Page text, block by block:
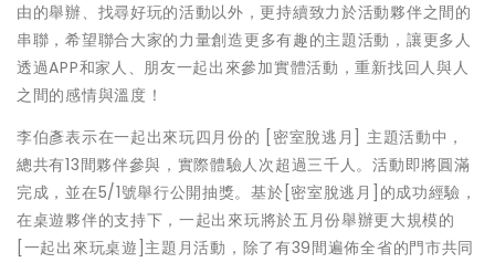
由的舉辦、 找尋好玩的活動以外，更持續致力於活動夥伴之間的
串聯，希望聯合大家的力量創造更多有趣的主題活動， 讓更多人
透過APP和家人、朋友一起出來參加實體活動，重新找回人與人
之間的感情與溫度！
李伯彥表示在一起出來玩四月份的 [密室脫逃月] 主題活動中，
總共有13間夥伴參與，實際體驗人次超過三千人。活動即將圓滿
完成，並在5/1號舉行公開抽獎。基於[ 密室脫逃月]的成功經驗，
在桌遊夥伴的支持下， 一起出來玩將於五月份舉辦更大規模的
[一起出來玩桌遊]主題月活動，除了有39間遍佈全省的門市共同